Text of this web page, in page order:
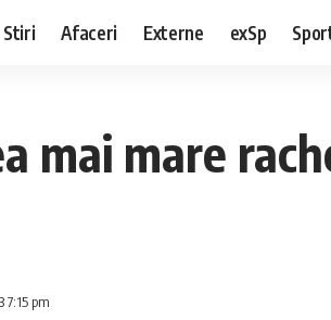
Stiri Afaceri Externe exSp
mai mare
7:15 pm